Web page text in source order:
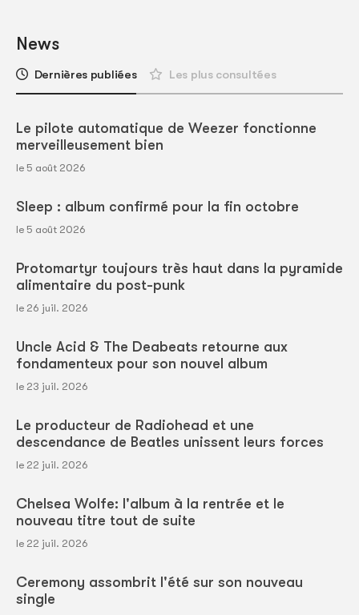
News
Dernières publiées Les plus consultées
Le pilote automatique de Weezer fonctionne
merveilleusement bien
le 5 août 2026
Sleep : album confirmé pour la fin octobre
le 5 août 2026
Protomartyr toujours très haut dans la pyramide
alimentaire du post-punk
le 26 juil. 2026
Uncle Acid & The Deabeats retourne aux
fondamenteux pour son nouvel album
le 23 juil. 2026
Le producteur de Radiohead et une
descendance de Beatles unissent leurs forces
le 22 juil. 2026
Chelsea Wolfe: l'album à la rentrée et le
nouveau titre tout de suite
le 22 juil. 2026
Ceremony assombrit l'été sur son nouveau
single